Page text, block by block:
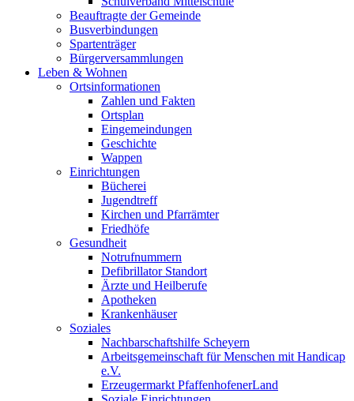
Beauftragte der Gemeinde
Busverbindungen
Spartenträger
Bürgerversammlungen
Leben & Wohnen
Ortsinformationen
Zahlen und Fakten
Ortsplan
Eingemeindungen
Geschichte
Wappen
Einrichtungen
Bücherei
Jugendtreff
Kirchen und Pfarrämter
Friedhöfe
Gesundheit
Notrufnummern
Defibrillator Standort
Ärzte und Heilberufe
Apotheken
Krankenhäuser
Soziales
Nachbarschaftshilfe Scheyern
Arbeitsgemeinschaft für Menschen mit Handicap
e.V.
Erzeugermarkt PfaffenhofenerLand